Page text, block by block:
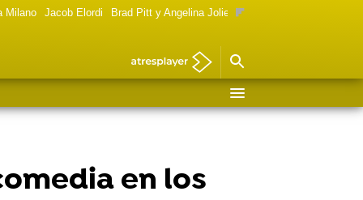
Milano Jacob Elordi Brad Pitt y Angelina Jolie Mujeres Goya 2024
en los